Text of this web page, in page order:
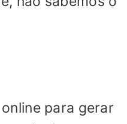
para gerar